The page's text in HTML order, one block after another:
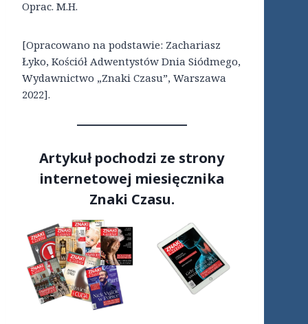
Oprac. M.H.
[Opracowano na podstawie: Zachariasz
Łyko, Kościół Adwentystów Dnia Siódmego,
Wydawnictwo „Znaki Czasu”, Warszawa
2022].
Artykuł pochodzi ze strony
internetowej miesięcznika
Znaki Czasu.